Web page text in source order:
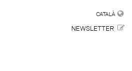
CATALÀ
NEWSLETTER